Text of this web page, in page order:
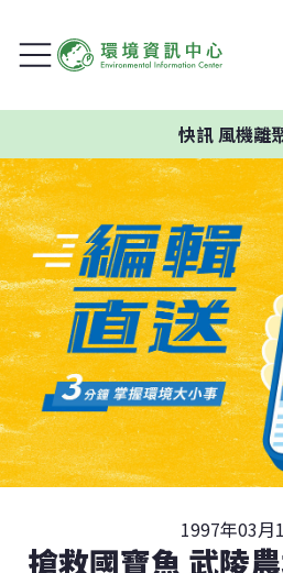
快訊風機離聚
1997年03月
搶救國寶魚 武陵